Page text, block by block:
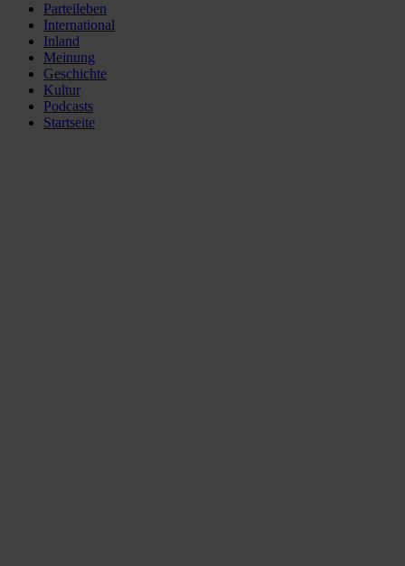
Parteileben
International
Inland
Meinung
Geschichte
Kultur
Podcasts
Startseite